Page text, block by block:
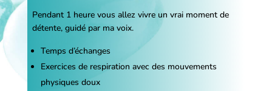
Pendant 1 heure vous allez vivre un vrai moment de
détente, guidé par ma voix.
Temps d’échanges
Exercices de respiration avec des mouvements
physiques doux